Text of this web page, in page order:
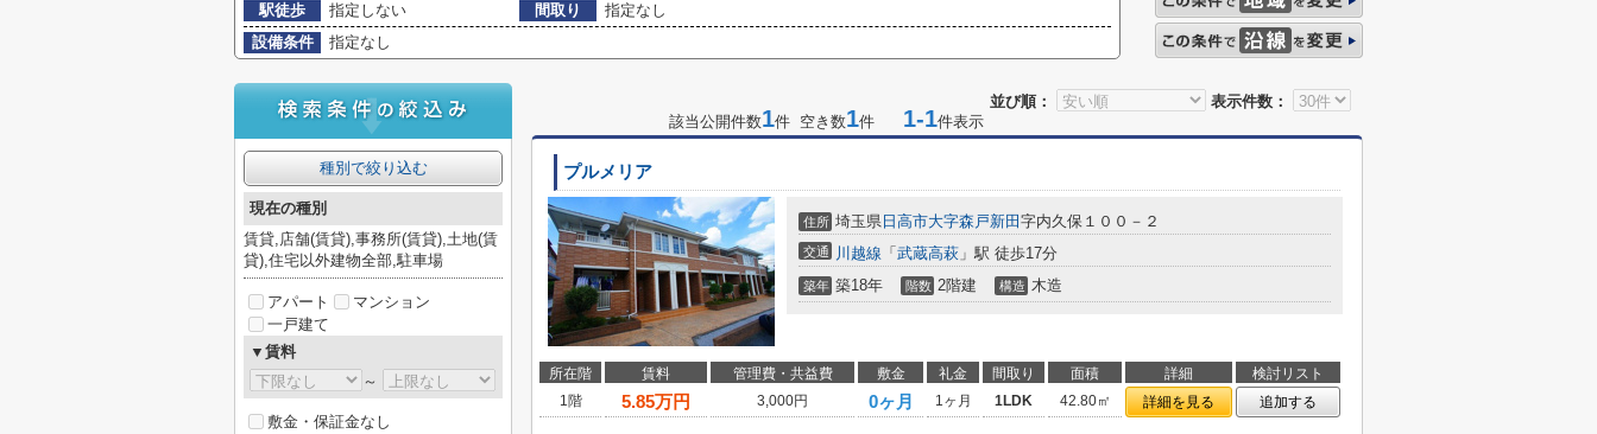
駅徒歩
指定しない 間取り
指定なし
設備条件
指定なし
並び順：
表示件数：
該当公開件数1件 空き数1件 1-1件表示
プルメリア
住所 埼玉県 日高市大字森戸新田 字内久保１００－２
交通 川越線 「 武蔵高萩 」駅 徒歩17分
築年 築18年 階数 2階建 構造 木造
所在階 賃料 管理費・共益費 敷金 礼金 間取り 面積 詳細
検討リスト
1階
5.85万円 3,000円 0ヶ月 1ヶ月 1LDK 42.80㎡ 詳細を見る 追加する
種別で絞り込む
現在の種別
賃貸,店舗(賃貸),事務所(賃貸),土地(賃
貸),住宅以外建物全部,駐車場
アパート
マンション
一戸建て
▼賃料
～
敷金・保証金なし